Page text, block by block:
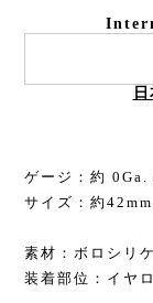
ゲージ：約
サイズ：約
素材：ボロシリ
装着部位：イヤ